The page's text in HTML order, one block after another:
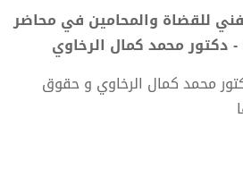
للقضاة والمحامين في محاضر
محمد كمال الرخاوي و حقوق